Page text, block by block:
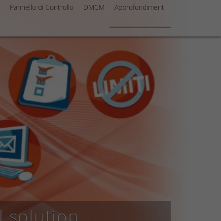
Pannello di Controllo DMCM Approfondimenti